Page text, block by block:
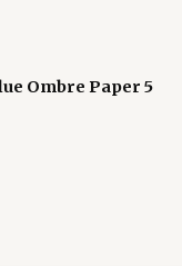
Ombre Paper 5